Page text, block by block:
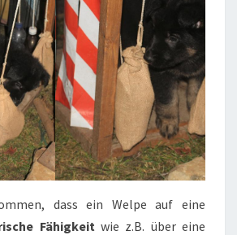
dass ein Welpe auf eine
Fähigkeit wie z.B. über eine